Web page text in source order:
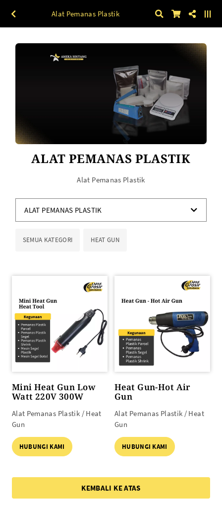
Alat Pemanas Plastik
ALAT PEMANAS PLASTIK
Alat Pemanas Plastik
ALAT PEMANAS PLASTIK
SEMUA KATEGORI HEAT GUN
Mini Heat Gun Low
Watt 220V 300W
Alat Pemanas Plastik / Heat
Gun
HUBUNGI KAMI
Heat Gun-Hot Air
Gun
Alat Pemanas Plastik / Heat
Gun
HUBUNGI KAMI
KEMBALI KE ATAS